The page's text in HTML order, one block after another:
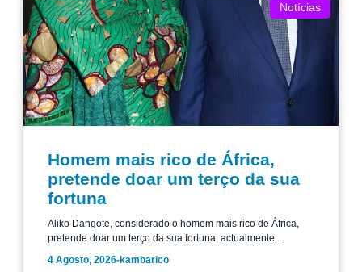
Notícias
Homem mais rico de África,
pretende doar um terço da sua
fortuna
Aliko Dangote, considerado o homem mais rico de África,
pretende doar um terço da sua fortuna, actualmente...
4 Agosto, 2026-kambarico